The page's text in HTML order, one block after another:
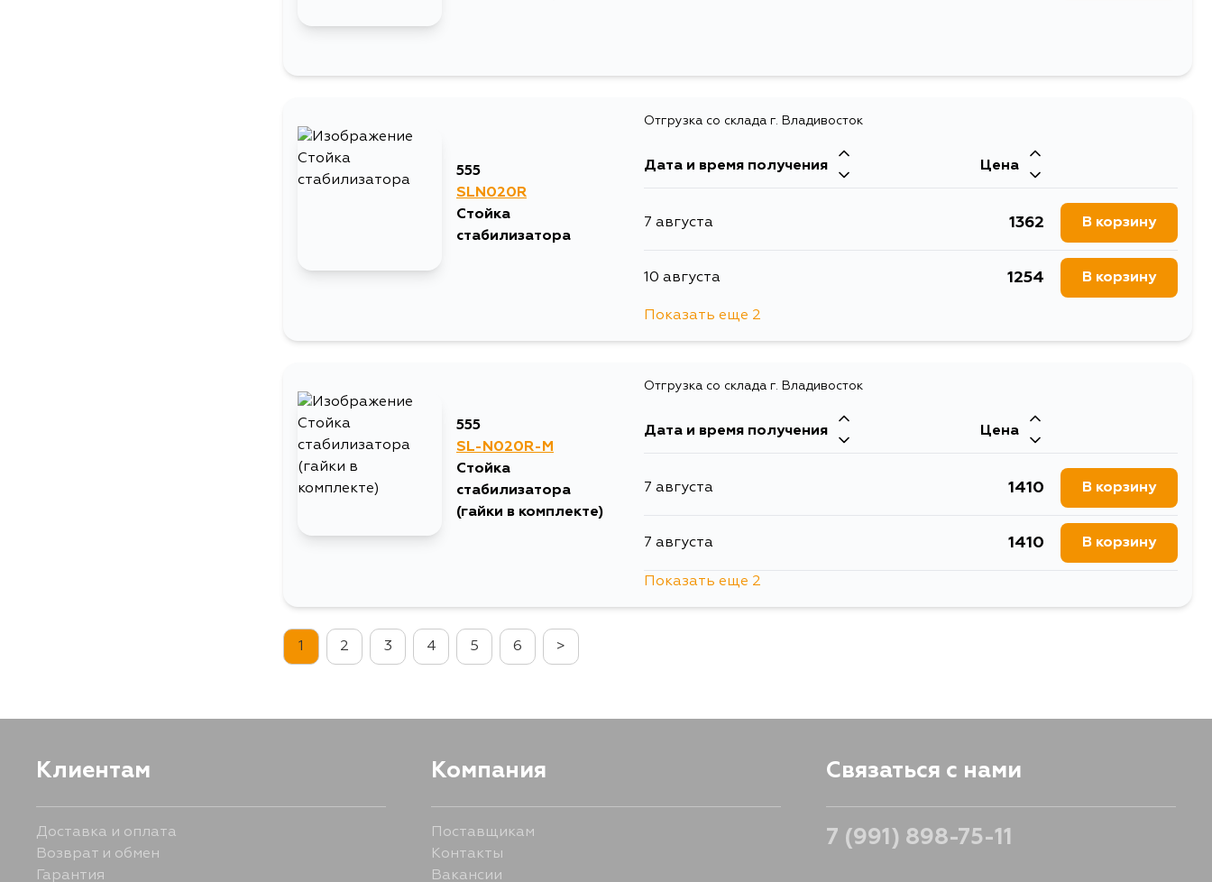
555
SLN020R
Стойка
стабилизатора
Отгрузка со склада г. Владивосток
Дата и время получения Цена
7 августа 1362 В корзину
10 августа 1254 В корзину
12 августа
Показать еще 2
555
SL-N020R-M
Стойка
стабилизатора
(гайки в комплекте)
Отгрузка со склада г. Владивосток
Дата и время получения Цена
7 августа 1410 В корзину
7 августа 1410 В корзину
Показать еще 2
1 2 3 4 5 6 >
Клиентам
Доставка и оплата
Возврат и обмен
Гарантия
Компания
Поставщикам
Контакты
Вакансии
Связаться с нами
7 (991) 898-75-11